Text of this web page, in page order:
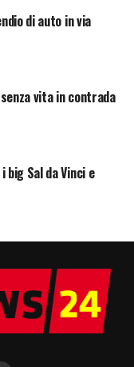
di auto in via
vita in contrada
Sal da Vinci e